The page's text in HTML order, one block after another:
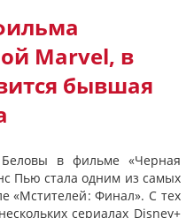
Marvel, в
бывшая
в фильме «Черная
Пью стала одним из самых
«Мстителей: Финал». С тех
сериалах Disney+